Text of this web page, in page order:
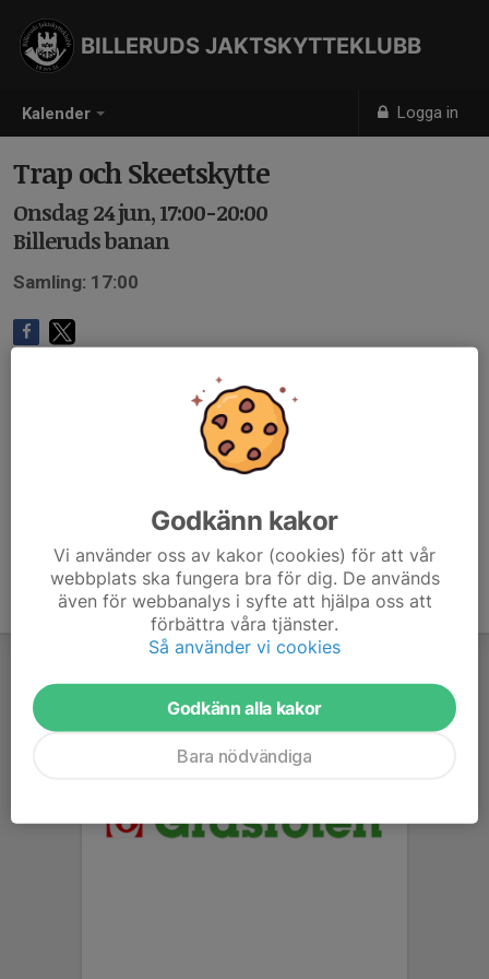
Kalender Logga in
BILLERUDS JAKTSKYTTEKLUBB
Trap och Skeetskytte
Onsdag 24 jun, 17:00-20:00
Billeruds banan
Samling: 17:00
Godkänn kakor
Vi använder oss av kakor (cookies) för att vår
webbplats ska fungera bra för dig. De används
även för webbanalys i syfte att hjälpa oss att
förbättra våra tjänster.
Så använder vi cookies
Godkänn alla kakor
Bara nödvändiga